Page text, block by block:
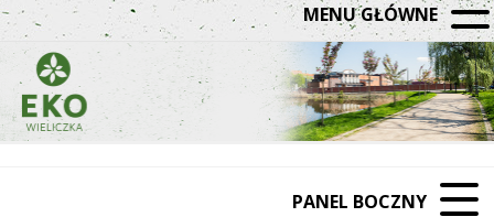
MENU GŁÓWNE
PANEL BOCZNY